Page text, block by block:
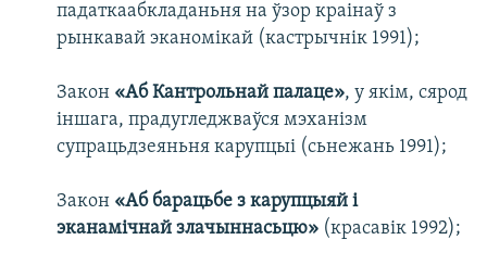
падаткаабкладаньня на ўзор краінаў з
рынкавай эканомікай (кастрычнік 1991);
Закон «Аб Кантрольнай палаце», у якім, сярод
іншага, прадугледжваўся мэханізм
супрацьдзеяньня карупцыі (сьнежань 1991);
Закон «Аб барацьбе з карупцыяй і
эканамічнай злачыннасьцю» (красавік 1992);